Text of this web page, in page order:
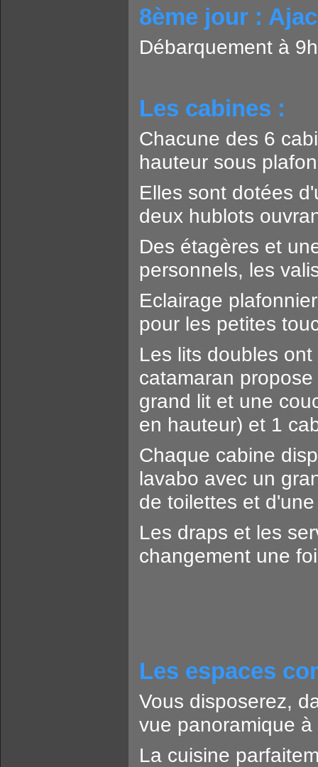
8ème jour :
Débarquement à
Les cabines :
Chacune des 6
hauteur sous
Elles sont dotées
deux hublots
Des étagères et
personnels, les
Eclairage
pour les petites
Les lits doubles
catamaran
grand lit et une
en hauteur) et 1
Chaque cabine
lavabo avec un
de toilettes et
Les draps et les
changement une
Les espaces
Vous disposerez,
vue panoramique à
La cuisine